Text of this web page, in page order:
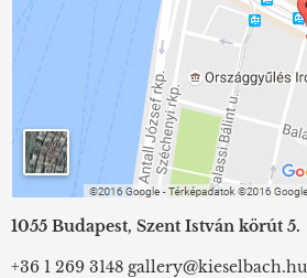
1055 Budapest, Szent István körút 5.
+36 1 269 3148 gallery@kieselbach.hu